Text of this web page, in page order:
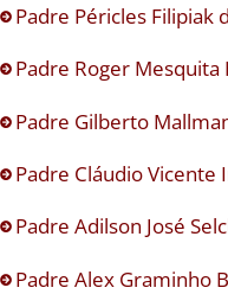
Padre Péricles Filipiak
Padre Roger Mesquita
Padre Gilberto
Padre Cláudio Vicente
Padre Adilson José
Padre Alex Graminho